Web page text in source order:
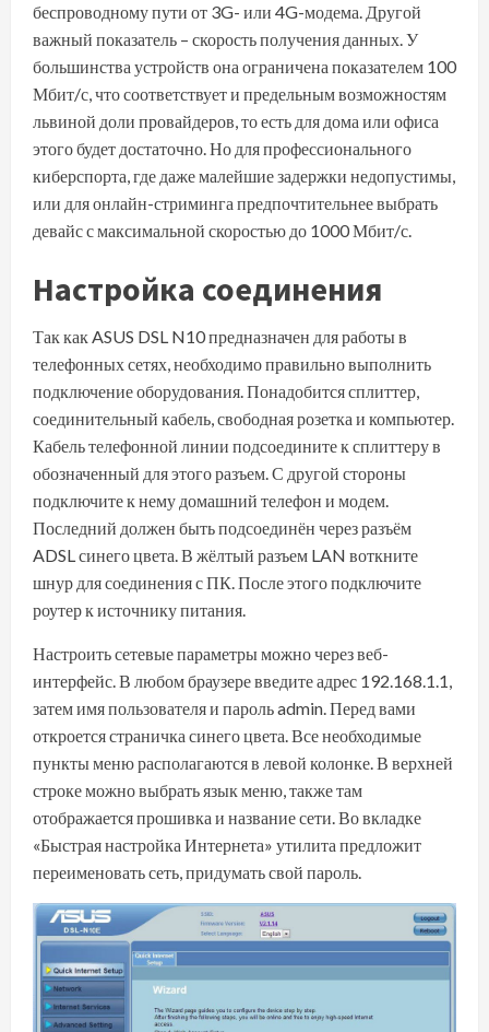
беспроводному пути от 3G- или 4G-модема. Другой
важный показатель – скорость получения данных. У
большинства устройств она ограничена показателем 100
Мбит/с, что соответствует и предельным возможностям
львиной доли провайдеров, то есть для дома или офиса
этого будет достаточно. Но для профессионального
киберспорта, где даже малейшие задержки недопустимы,
или для онлайн-стриминга предпочтительнее выбрать
девайс с максимальной скоростью до 1000 Мбит/с.
Настройка соединения
Так как ASUS DSL N10 предназначен для работы в
телефонных сетях, необходимо правильно выполнить
подключение оборудования. Понадобится сплиттер,
соединительный кабель, свободная розетка и компьютер.
Кабель телефонной линии подсоедините к сплиттеру в
обозначенный для этого разъем. С другой стороны
подключите к нему домашний телефон и модем.
Последний должен быть подсоединён через разъём
ADSL синего цвета. В жёлтый разъем LAN воткните
шнур для соединения с ПК. После этого подключите
роутер к источнику питания.
Настроить сетевые параметры можно через веб-
интерфейс. В любом браузере введите адрес 192.168.1.1,
затем имя пользователя и пароль admin. Перед вами
откроется страничка синего цвета. Все необходимые
пункты меню располагаются в левой колонке. В верхней
строке можновыбрать язык меню, также там
отображается прошивка и название сети. Во вкладке
«Быстрая настройка Интернета» утилита предложит
переименовать сеть, придумать свой пароль.